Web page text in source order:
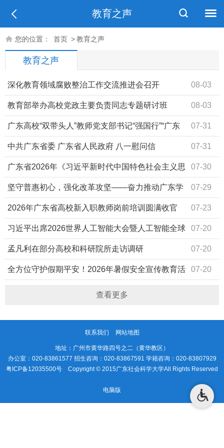
教育之声
您的位置： 首页 >教育之声
教育之声
08-03
深化教育领域腐败整治工作交流推进会召开
08-03
教育部举办高校党政主要负责同志专题研讨班
07-31
广东高校“双带头人”教师党支部书记“强国行”“广东
行”专项行动（湛江站）校地需求对接和项目推进活动顺利
举办
07-31
中共广东省委 广东省人民政府 八一慰问信
07-30
广东省2026年《习近平新时代中国特色社会主义思
想学生读本》《国家安全教育中小学生读本》及义务教育国
家课程新教材省级培训在广州开班
07-29
坚守普惠初心，强化改革攻坚——奋力推动广东学
前教育高质量发展 07-23
2026年广东省高校新入职教师岗前培训圆满收官
07-20
习近平出席2026世界人工智能大会暨人工智能全球
治理高级别会议开幕式并发表主旨讲话 07-20
孟凡利在部分高校和科研院所走访调研
07-20
全方位守护假期平安！2026年暑假安全宣传教育活
查看更多
联系我们 网站地图
地址：广州市黄华路四号之二（黄华教区）
办公室：020-83861577 招生咨询：020-83867591 学籍咨询：020-83807929
粤ICP备12035500号 Copyright © 2015广东社会科学大学All Rights Reserved
电脑版